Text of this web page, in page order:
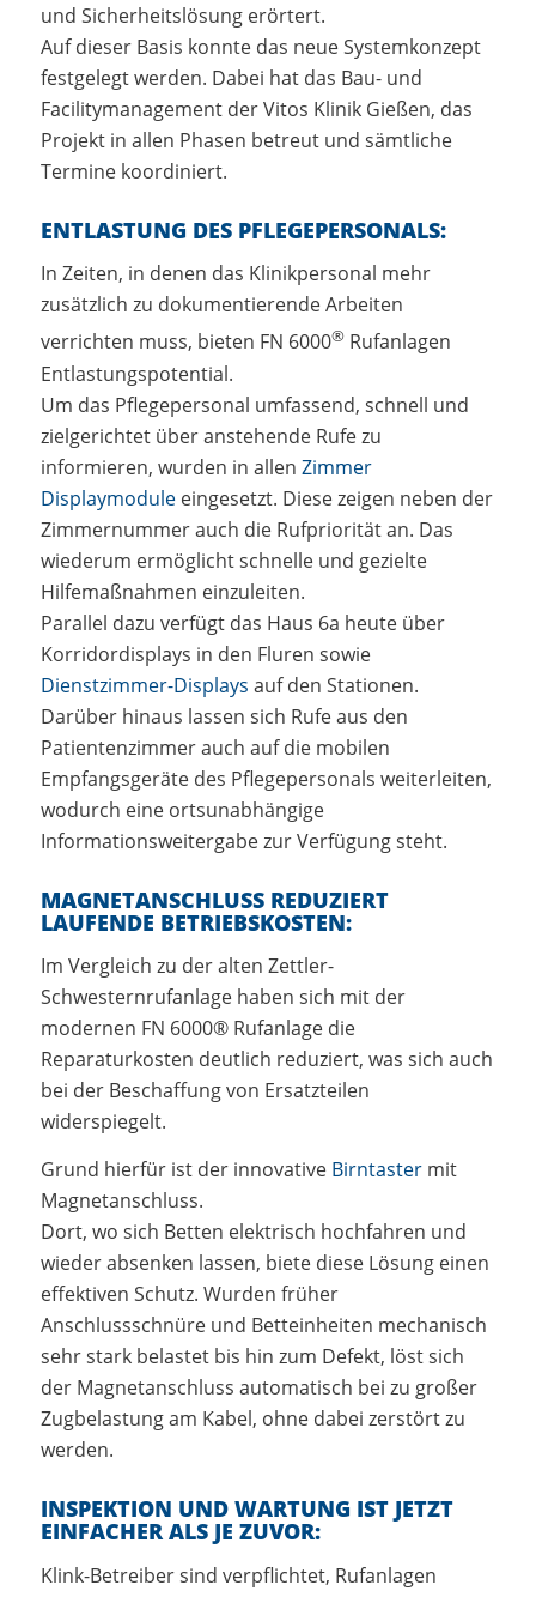
und Sicherheitslösung erörtert.
Auf dieser Basis konnte das neue Systemkonzept
festgelegt werden. Dabei hat das Bau- und
Facilitymanagement der Vitos Klinik Gießen, das
Projekt in allen Phasen betreut und sämtliche
Termine koordiniert.
ENTLASTUNG DES PFLEGEPERSONALS:
In Zeiten, in denen das Klinikpersonal mehr
zusätzlich zu dokumentierende Arbeiten
verrichten muss, bieten FN 6000®Rufanlagen
Entlastungspotential.
Um das Pflegepersonal umfassend, schnell und
zielgerichtet über anstehende Rufe zu
informieren, wurden in allen Zimmer
Displaymoduleeingesetzt. Diese zeigen neben der
Zimmernummer auch die Rufpriorität an. Das
wiederum ermöglicht schnelle und gezielte
Hilfemaßnahmen einzuleiten.
Parallel dazu verfügt das Haus 6a heute über
Korridordisplays in den Fluren sowie
Dienstzimmer-Displays auf den Stationen.
Darüber hinaus lassen sich Rufe aus den
Patientenzimmer auch auf die mobilen
Empfangsgeräte des Pflegepersonals weiterleiten,
wodurch eine ortsunabhängige
Informationsweitergabe zur Verfügung steht.
MAGNETANSCHLUSS REDUZIERT
LAUFENDE BETRIEBSKOSTEN:
Im Vergleich zu der alten Zettler-
Schwesternrufanlage haben sich mit der
modernen FN 6000® Rufanlage die
Reparaturkosten deutlich reduziert, was sich auch
bei der Beschaffung von Ersatzteilen
widerspiegelt.
Grund hierfür ist der innovative Birntastermit
Magnetanschluss.
Dort, wo sich Betten elektrisch hochfahren und
wieder absenken lassen, biete diese Lösung einen
effektiven Schutz. Wurden früher
Anschlussschnüre und Betteinheiten mechanisch
sehr stark belastet bis hin zum Defekt, löst sich
der Magnetanschluss automatisch bei zu großer
Zugbelastung am Kabel, ohne dabei zerstört zu
werden.
INSPEKTION UND WARTUNG IST JETZT
EINFACHER ALS JE ZUVOR:
Klink-Betreiber sind verpflichtet, Rufanlagen